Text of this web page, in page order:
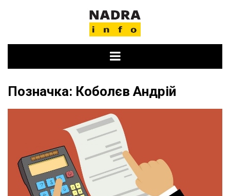
Позначка: Коболєв Андрій